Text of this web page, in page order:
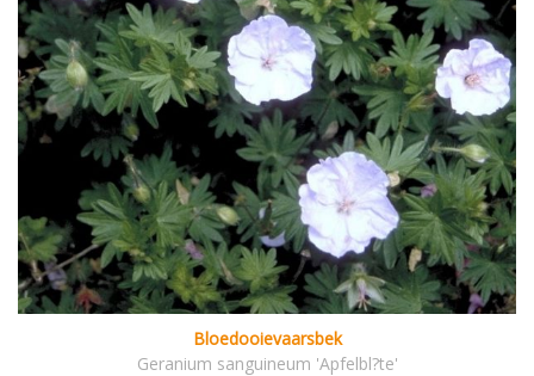
Bloedooievaarsbek
Geranium sanguineum 'Apfelbl?te'